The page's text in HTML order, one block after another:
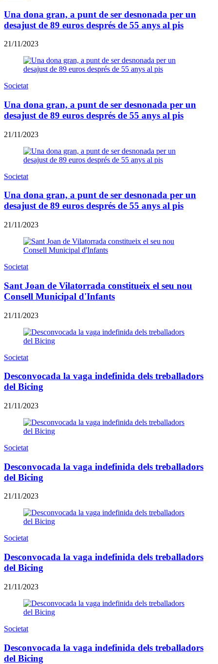
Una dona gran, a punt de ser desnonada per un
desajust de 89 euros després de 55 anys al pis
21/11/2023
Societat
Una dona gran, a punt de ser desnonada per un
desajust de 89 euros després de 55 anys al pis
21/11/2023
Societat
Una dona gran, a punt de ser desnonada per un
desajust de 89 euros després de 55 anys al pis
21/11/2023
Societat
Sant Joan de Vilatorrada constitueix el seu nou
Consell Municipal d'Infants
21/11/2023
Societat
Desconvocada la vaga indefinida dels treballadors
del Bicing
21/11/2023
Societat
Desconvocada la vaga indefinida dels treballadors
del Bicing
21/11/2023
Societat
Desconvocada la vaga indefinida dels treballadors
del Bicing
21/11/2023
Societat
Desconvocada la vaga indefinida dels treballadors
del Bicing